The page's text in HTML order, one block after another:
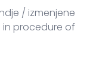
/ izmenjene
in procedure of